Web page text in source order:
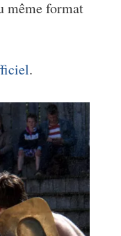
même format
.